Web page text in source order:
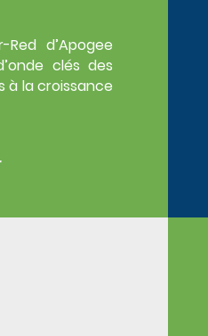
d’Apogee
clés des
à la croissance